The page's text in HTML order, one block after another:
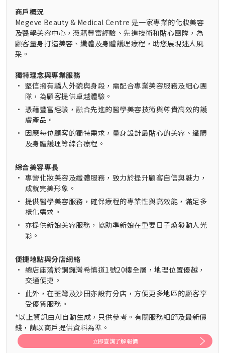
商戶概況
Megeve Beauty & Medical Centre 是一家專業的化妝美容
及醫學美容中心，憑藉豐富經驗、先進技術和貼心團隊，為
顧客量身打造美容、纖體及身體護理療程，助您展現迷人風
采。
獨特理念與專業服務
• 堅信擁有驕人外貌與身段，需配合專業美容服務及細心團
隊，為顧客提供卓越體驗。
• 憑藉豐富經驗，融合先進的醫學美容技術與尊貴高效的護
膚產品。
• 因應每位顧客的獨特需求，量身設計最貼心的美容、纖體
及身體護理等綜合療程。
綜合美容專長
• 專營化妝美容及纖體服務，致力於提升顧客自信與魅力，
成就完美形象。
• 提供醫學美容服務，確保療程的專業性與高效能，滿足多
樣化需求。
• 亦提供新娘美容服務，協助準新娘在重要日子煥發動人光
彩。
便捷地點與分店網絡
• 總店座落於銅鑼灣希慎道1號20樓全層，地理位置優越，
交通便捷。
•
此外，在荃灣及沙田亦設有分店，方便更多地區的顧客享
受優質服務。
*以上資訊由AI自動生成，只供參考。有關服務細節及最新價
錢，請以商戶提供資料為準。
立即查詢了解報價